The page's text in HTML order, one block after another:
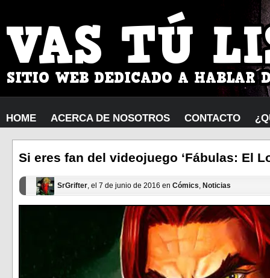
HOME ACERCA DE NOSOTROS CONTACTO
Si eres fan del videojuego ‘Fábulas: El
SrGrifter, el 7 de junio de 2016 en Cómics, Noticias